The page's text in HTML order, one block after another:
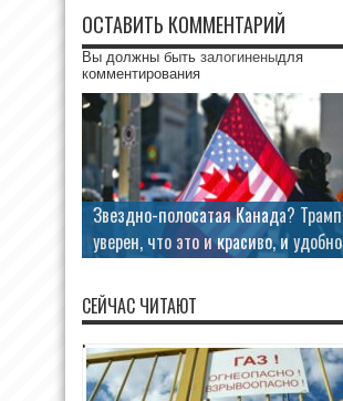
ОСТАВИТЬ КОММЕНТАРИЙ
Вы должны быть залогиненыдля
комментирования
Звездно-полосатая Канада? Трамп
уверен, что это и красиво, и удобно
СЕЙЧАС ЧИТАЮТ